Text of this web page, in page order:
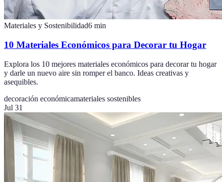
Materiales y Sostenibilidad6 min
10 Materiales Económicos para Decorar tu Hogar
Explora los 10 mejores materiales económicos para decorar tu hogar
y darle un nuevo aire sin romper el banco. Ideas creativas y
asequibles.
decoración económicamateriales sostenibles
Jul 31